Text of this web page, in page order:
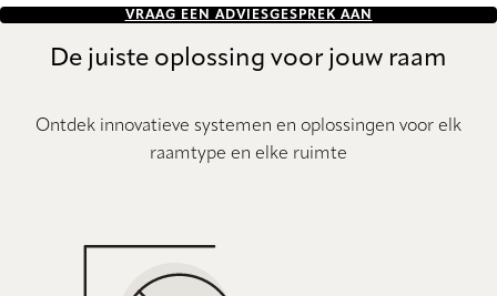
VRAAG EEN ADVIESGESPREK AAN
De juiste oplossing voor jouw raam
Ontdek innovatieve systemen en oplossingen voor elk
raamtype en elke ruimte